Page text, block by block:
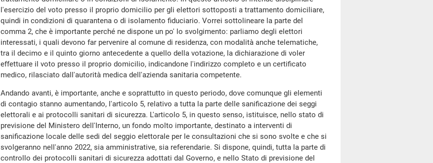
l'esercizio del voto presso il proprio domicilio per gli elettori sottoposti a trattamento domiciliare,
quindi in condizioni di quarantena o di isolamento fiduciario. Vorrei sottolineare la parte del
comma 2, che è importante perché ne dispone un po' lo svolgimento: parliamo degli elettori
interessati, i quali devono far pervenire al comune di residenza, con modalità anche telematiche,
tra il decimo e il quinto giorno antecedente a quello della votazione, la dichiarazione di voler
effettuare il voto presso il proprio domicilio, indicandone l'indirizzo completo e un certificato
medico, rilasciato dall'autorità medica dell'azienda sanitaria competente.
Andando avanti, è importante, anche e soprattutto in questo periodo, dove comunque gli elementi
di contagio stanno aumentando, l'articolo 5, relativo a tutta la parte delle sanificazione dei seggi
elettorali e ai protocolli sanitari di sicurezza. L'articolo 5, in questo senso, istituisce, nello stato di
previsione del Ministero dell'Interno, un fondo molto importante, destinato a interventi di
sanificazione locale delle sedi del seggio elettorale per le consultazioni che si sono svolte e che si
svolgeranno nell'anno 2022, sia amministrative, sia referendarie. Si dispone, quindi, tutta la parte di
controllo dei protocolli sanitari di sicurezza adottati dal Governo, e nello Stato di previsione del